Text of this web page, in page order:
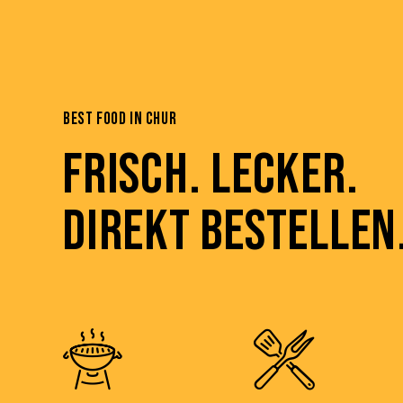
BEST FOOD IN CHUR
FRISCH. LECKER.
DIREKT